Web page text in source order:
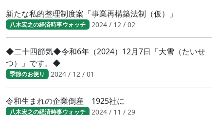
新たな私的整理制度案「事業再構築法制（仮）」
八木宏之の経済時事ウォッチ 2024 / 12 / 02
◆二十四節気◆令和6年（2024）12月7日「大雪（たいせ
つ）」です。◆
季節のお便り 2024 / 12 / 01
令和生まれの企業倒産 1925社に
八木宏之の経済時事ウォッチ 2024 / 11 / 29